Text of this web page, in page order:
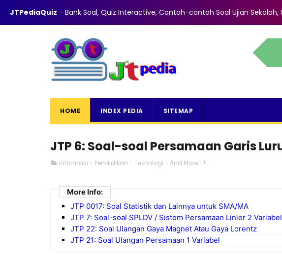
JTPediaQuiz - Bank Soal, Quiz Interactive, Contoh-contoh Soal Ujian Sekolah,
ABOUT CONTACT PRIVACY DISCLAIMER TOS
HOME INDEX PEDIA SITEMAP
JTP 6: Soal-soal Persamaan Garis
Informasi - Pendidikan - Teknologi - And More...!!!
More Info:
JTP 0017: Soal Statistik dan Lainnya untuk SMA/MA
JTP 7: Soal-soal SPLDV / Sistem Persamaan Linier 2 Variabel
JTP 22: Soal Ulangan Gaya Magnet Atau Gaya Lorentz
JTP 21: Soal Ulangan Persamaan 1 Variabel